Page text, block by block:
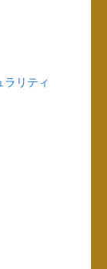
ラリティ